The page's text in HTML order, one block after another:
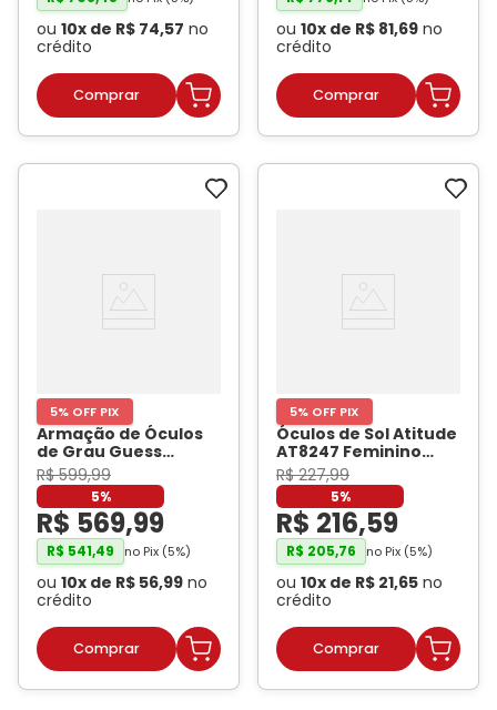
ou 10x de R$ 74,57 no
crédito
ou 10x de R$ 81,69 no
crédito
5% OFF PIX
Armação de Óculos
de Grau Guess
GU5022 Feminino
Gatinho Metal Rose
Gold- GUESS
R$ 599,99
5%
R$ 569,99
R$ 541,49 no Pix (5%)
ou 10x de R$ 56,99 no
crédito
5% OFF PIX
Óculos de Sol Atitude
AT8247 Feminino
Gatinho Acetato
Marrom- ATITUDE
R$ 227,99
5%
R$ 216,59
R$ 205,76 no Pix (5%)
ou 10x de R$ 21,65 no
crédito